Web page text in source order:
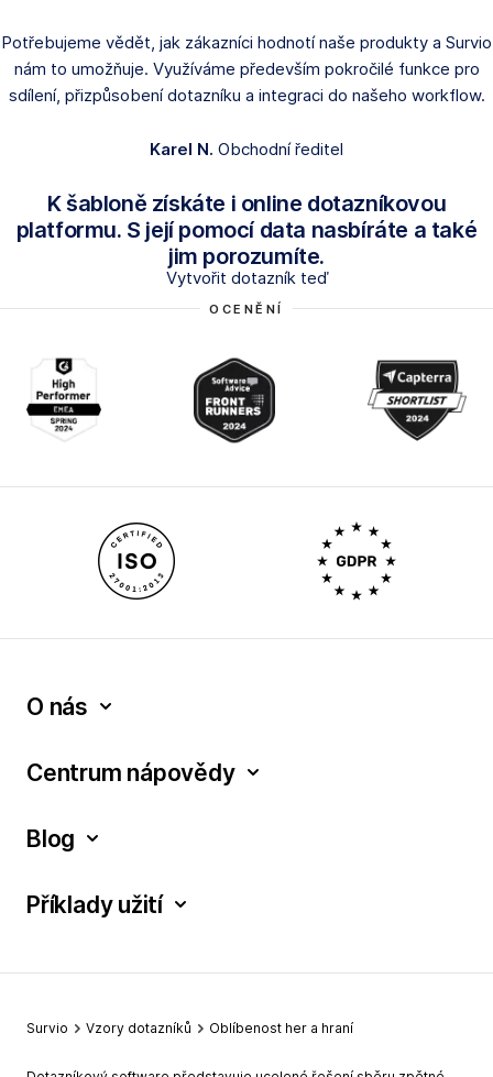
Potřebujeme vědět, jak zákazníci hodnotí naše produkty a Survio
nám to umožňuje. Využíváme především pokročilé funkce pro
sdílení, přizpůsobení dotazníku a integraci do našeho workflow.
Karel N. Obchodní ředitel
K šabloně získáte i online dotazníkovou
platformu. S její pomocí data nasbíráte a také
jim porozumíte.
Vytvořit dotazník teď
OCENĚNÍ
O nás
Centrum nápovědy
Blog
Příklady užití
Survio Vzory dotazníků Oblíbenost her a hraní